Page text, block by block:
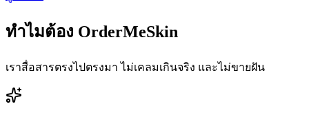
ทำไมต้อง OrderMeSkin
เราสื่อสารตรงไปตรงมา ไม่เคลมเกินจริง และไม่ขายฝัน